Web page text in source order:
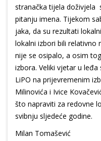
stranačka tijela doživjela
pitanju imena. Tijekom
jaka, da su rezultati
lokalni izbori bili relativno
nije se osipalo, a osim
izbora. Veliki vjetar u
LiPO na prijevremenim
Milinovića i Ivice
što napraviti za redovne
svibnju sljedeće godine.
Milan Tomašević